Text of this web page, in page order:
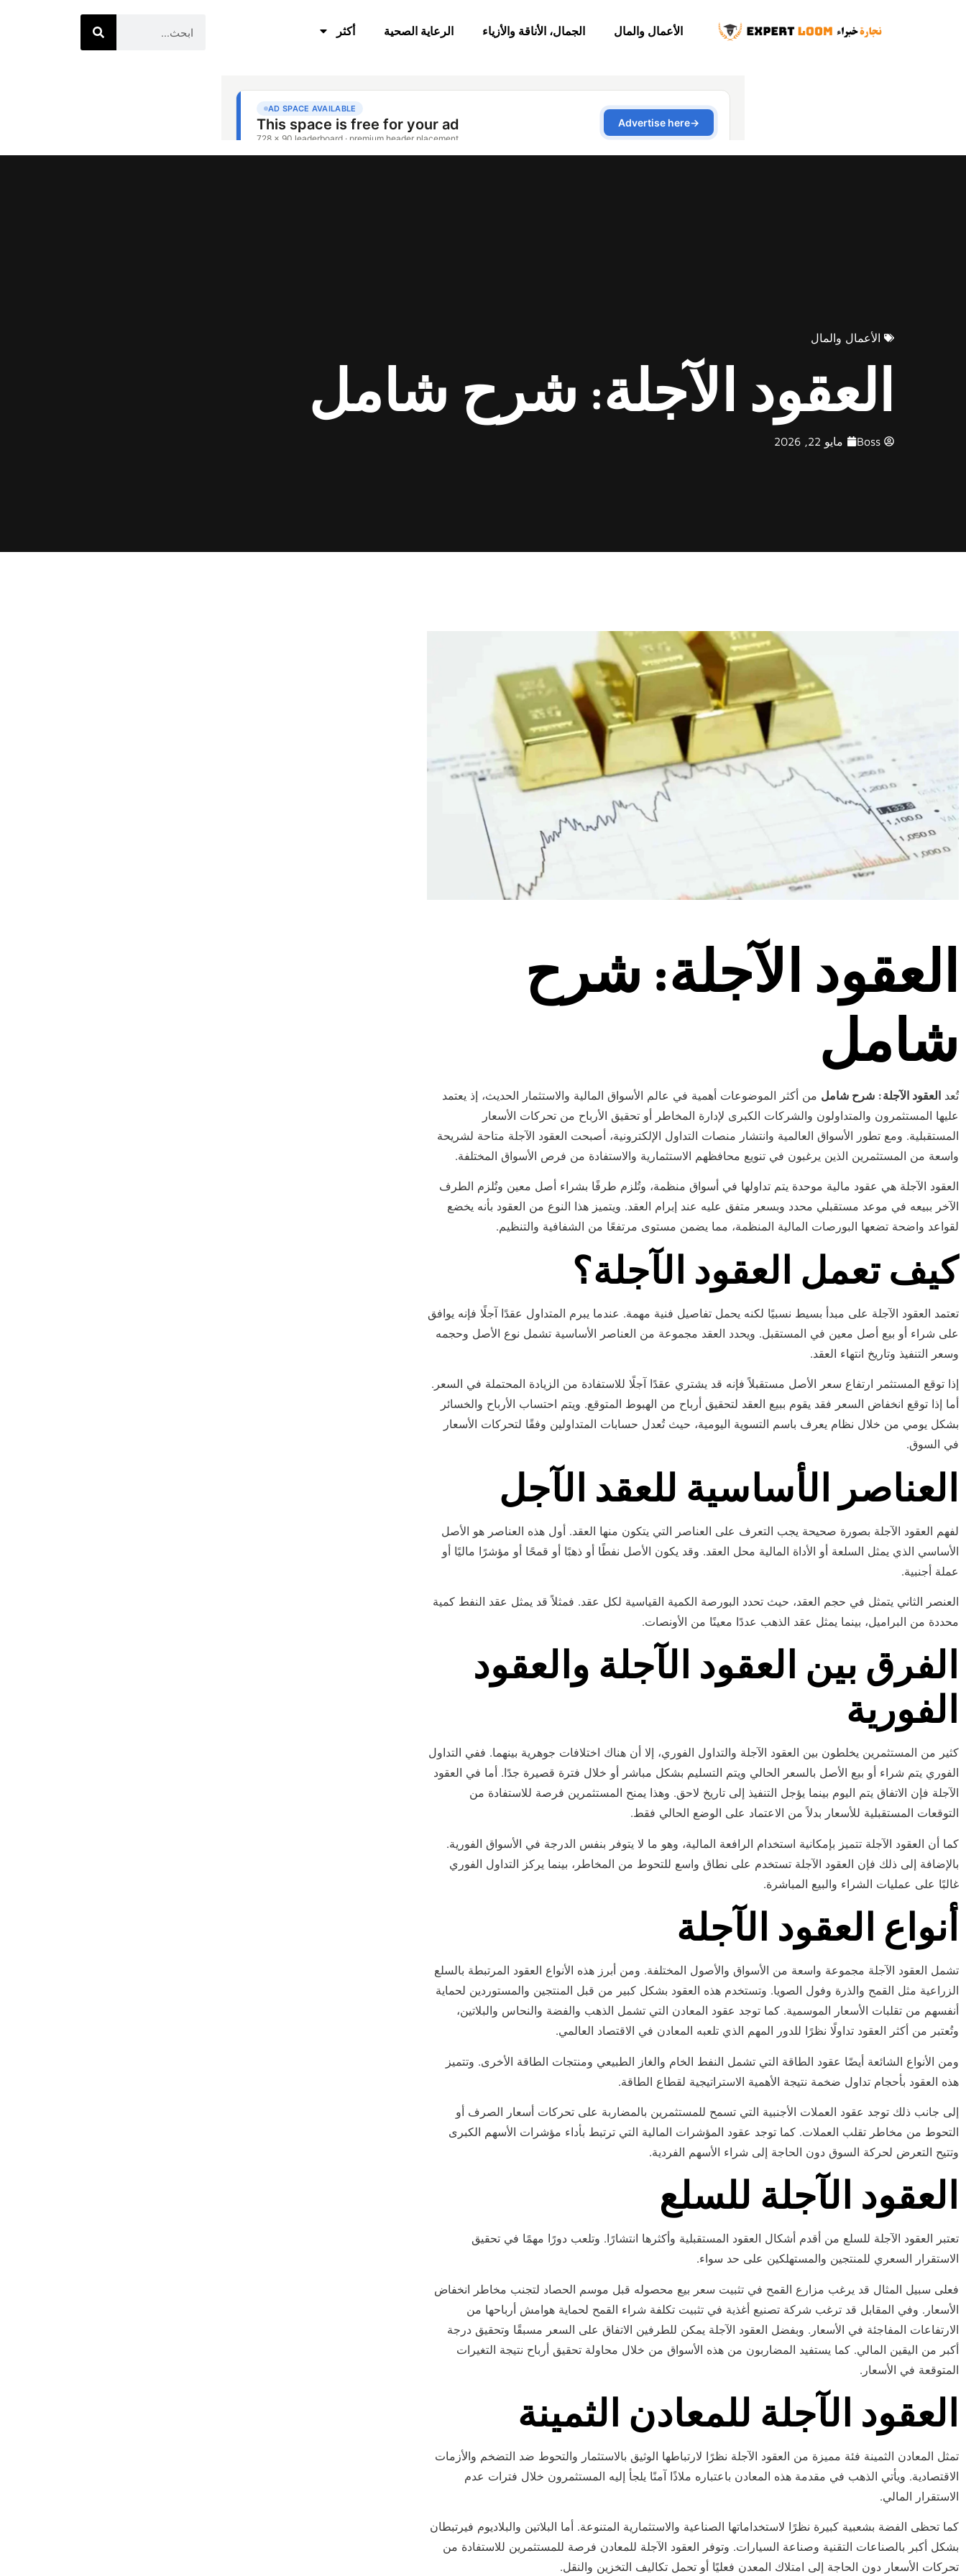
الأعمال والمال الجمال، الأناقة والأزياء الرعاية الصحية أكثر
الأعمال والمال
العقود الآجلة: شرح شامل
Boss مايو 22, 2026
العقود الآجلة: شرح
شامل
تُعد العقود الآجلة: شرح شامل من أكثر الموضوعات أهمية في عالم الأسواق المالية والاستثمار الحديث، إذ يعتمد
عليها المستثمرون والمتداولون والشركات الكبرى لإدارة المخاطر أو تحقيق الأرباح من تحركات الأسعار
المستقبلية. ومع تطور الأسواق العالمية وانتشار منصات التداول الإلكترونية، أصبحت العقود الآجلة متاحة لشريحة
واسعة من المستثمرين الذين يرغبون في تنويع محافظهم الاستثمارية والاستفادة من فرص الأسواق المختلفة.
العقود الآجلة هي عقود مالية موحدة يتم تداولها في أسواق منظمة، وتُلزم طرفًا بشراء أصل معين وتُلزم الطرف
الآخر ببيعه في موعد مستقبلي محدد وبسعر متفق عليه عند إبرام العقد. ويتميز هذا النوع من العقود بأنه يخضع
لقواعد واضحة تضعها البورصات المالية المنظمة، مما يضمن مستوى مرتفعًا من الشفافية والتنظيم.
كيف تعمل العقود الآجلة؟
تعتمد العقود الآجلة على مبدأ بسيط نسبيًا لكنه يحمل تفاصيل فنية مهمة. عندما يبرم المتداول عقدًا آجلًا فإنه يوافق
على شراء أو بيع أصل معين في المستقبل. ويحدد العقد مجموعة من العناصر الأساسية تشمل نوع الأصل وحجمه
وسعر التنفيذ وتاريخ انتهاء العقد.
إذا توقع المستثمر ارتفاع سعر الأصل مستقبلاً فإنه قد يشتري عقدًا آجلًا للاستفادة من الزيادة المحتملة في السعر.
أما إذا توقع انخفاض السعر فقد يقوم ببيع العقد لتحقيق أرباح من الهبوط المتوقع. ويتم احتساب الأرباح والخسائر
بشكل يومي من خلال نظام يعرف باسم التسوية اليومية، حيث تُعدل حسابات المتداولين وفقًا لتحركات الأسعار
في السوق.
العناصر الأساسية للعقد الآجل
لفهم العقود الآجلة بصورة صحيحة يجب التعرف على العناصر التي يتكون منها العقد. أول هذه العناصر هو الأصل
الأساسي الذي يمثل السلعة أو الأداة المالية محل العقد. وقد يكون الأصل نفطًا أو ذهبًا أو قمحًا أو مؤشرًا ماليًا أو
عملة أجنبية.
العنصر الثاني يتمثل في حجم العقد، حيث تحدد البورصة الكمية القياسية لكل عقد. فمثلاً قد يمثل عقد النفط كمية
محددة من البراميل، بينما يمثل عقد الذهب عددًا معينًا من الأونصات.
الفرق بين العقود الآجلة والعقود
الفورية
كثير من المستثمرين يخلطون بين العقود الآجلة والتداول الفوري، إلا أن هناك اختلافات جوهرية بينهما. ففي التداول
الفوري يتم شراء أو بيع الأصل بالسعر الحالي ويتم التسليم بشكل مباشر أو خلال فترة قصيرة جدًا. أما في العقود
الآجلة فإن الاتفاق يتم اليوم بينما يؤجل التنفيذ إلى تاريخ لاحق. وهذا يمنح المستثمرين فرصة للاستفادة من
التوقعات المستقبلية للأسعار بدلاً من الاعتماد على الوضع الحالي فقط.
كما أن العقود الآجلة تتميز بإمكانية استخدام الرافعة المالية، وهو ما لا يتوفر بنفس الدرجة في الأسواق الفورية.
بالإضافة إلى ذلك فإن العقود الآجلة تستخدم على نطاق واسع للتحوط من المخاطر، بينما يركز التداول الفوري
غالبًا على عمليات الشراء والبيع المباشرة.
أنواع العقود الآجلة
تشمل العقود الآجلة مجموعة واسعة من الأسواق والأصول المختلفة. ومن أبرز هذه الأنواع العقود المرتبطة بالسلع
الزراعية مثل القمح والذرة وفول الصويا. وتستخدم هذه العقود بشكل كبير من قبل المنتجين والمستوردين لحماية
أنفسهم من تقلبات الأسعار الموسمية. كما توجد عقود المعادن التي تشمل الذهب والفضة والنحاس والبلاتين،
وتُعتبر من أكثر العقود تداولًا نظرًا للدور المهم الذي تلعبه المعادن في الاقتصاد العالمي.
ومن الأنواع الشائعة أيضًا عقود الطاقة التي تشمل النفط الخام والغاز الطبيعي ومنتجات الطاقة الأخرى. وتتميز
هذه العقود بأحجام تداول ضخمة نتيجة الأهمية الاستراتيجية لقطاع الطاقة.
إلى جانب ذلك توجد عقود العملات الأجنبية التي تسمح للمستثمرين بالمضاربة على تحركات أسعار الصرف أو
التحوط من مخاطر تقلب العملات. كما توجد عقود المؤشرات المالية التي ترتبط بأداء مؤشرات الأسهم الكبرى
وتتيح التعرض لحركة السوق دون الحاجة إلى شراء الأسهم الفردية.
العقود الآجلة للسلع
تعتبر العقود الآجلة للسلع من أقدم أشكال العقود المستقبلية وأكثرها انتشارًا. وتلعب دورًا مهمًا في تحقيق
الاستقرار السعري للمنتجين والمستهلكين على حد سواء.
فعلى سبيل المثال قد يرغب مزارع القمح في تثبيت سعر بيع محصوله قبل موسم الحصاد لتجنب مخاطر انخفاض
الأسعار. وفي المقابل قد ترغب شركة تصنيع أغذية في تثبيت تكلفة شراء القمح لحماية هوامش أرباحها من
الارتفاعات المفاجئة في الأسعار. وبفضل العقود الآجلة يمكن للطرفين الاتفاق على السعر مسبقًا وتحقيق درجة
أكبر من اليقين المالي. كما يستفيد المضاربون من هذه الأسواق من خلال محاولة تحقيق أرباح نتيجة التغيرات
المتوقعة في الأسعار.
العقود الآجلة للمعادن الثمينة
تمثل المعادن الثمينة فئة مميزة من العقود الآجلة نظرًا لارتباطها الوثيق بالاستثمار والتحوط ضد التضخم والأزمات
الاقتصادية. ويأتي الذهب في مقدمة هذه المعادن باعتباره ملاذًا آمنًا يلجأ إليه المستثمرون خلال فترات عدم
الاستقرار المالي.
كما تحظى الفضة بشعبية كبيرة نظرًا لاستخداماتها الصناعية والاستثمارية المتنوعة. أما البلاتين والبلاديوم فيرتبطان
بشكل أكبر بالصناعات التقنية وصناعة السيارات. وتوفر العقود الآجلة للمعادن فرصة للمستثمرين للاستفادة من
تحركات الأسعار دون الحاجة إلى امتلاك المعدن فعليًا أو تحمل تكاليف التخزين والنقل.